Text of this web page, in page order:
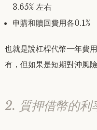
3.65% 左右
申購和贖回費用各0.1%
也就是說杠桿代幣一年費
有，但如果是短期對沖風
2. 質押借幣的利